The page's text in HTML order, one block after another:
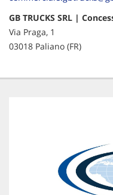
GB TRUCKS SRL |
Via Praga, 1
03018 Paliano (FR)